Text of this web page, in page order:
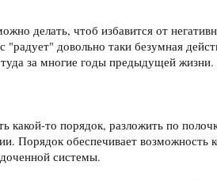
делать, чтоб избавится от
"радует" довольно таки безумная
за многие годы предыдущей жизни.
какой-то порядок, разложить по
Порядок обеспечивает возможность
системы.